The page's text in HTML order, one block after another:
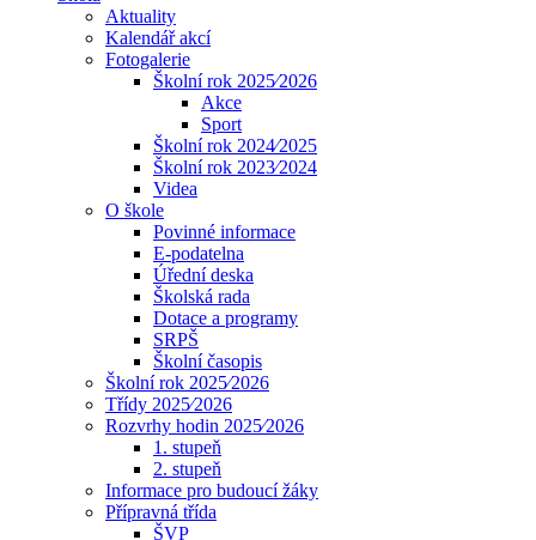
Aktuality
Kalendář akcí
Fotogalerie
Školní rok 2025⁄2026
Akce
Sport
Školní rok 2024⁄2025
Školní rok 2023⁄2024
Videa
O škole
Povinné informace
E-podatelna
Úřední deska
Školská rada
Dotace a programy
SRPŠ
Školní časopis
Školní rok 2025⁄2026
Třídy 2025⁄2026
Rozvrhy hodin 2025⁄2026
1. stupeň
2. stupeň
Informace pro budoucí žáky
Přípravná třída
ŠVP